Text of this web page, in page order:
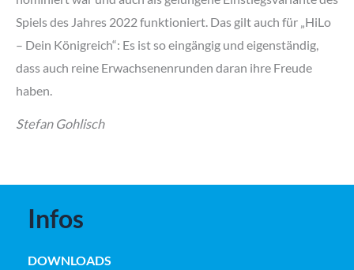
Spiels des Jahres 2022 funktioniert. Das gilt auch für „HiLo
– Dein Königreich“: Es ist so eingängig und eigenständig,
dass auch reine Erwachsenenrunden daran ihre Freude
haben.
Stefan Gohlisch
Infos
DOWNLOADS